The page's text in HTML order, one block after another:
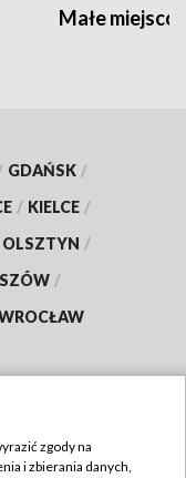
Małe
GDAŃSK /
/ KIELCE /
OLSZTYN /
/
zgody na
i zbierania danych,